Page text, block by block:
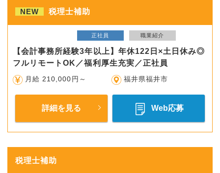
NEW 税理士補助
正社員 職業紹介
【会計事務所経験3年以上】年休122日×土日休み◎
フルリモートOK／福利厚生充実／正社員
月給 210,000円～ 福井県福井市
詳細を見る Web応募
税理士補助